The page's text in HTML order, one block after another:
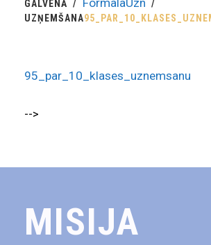
GALVENĀ FormalaUzn
UZŅEMŠANA
95_par_10_klases_uznemsanu
-->
MISIJA